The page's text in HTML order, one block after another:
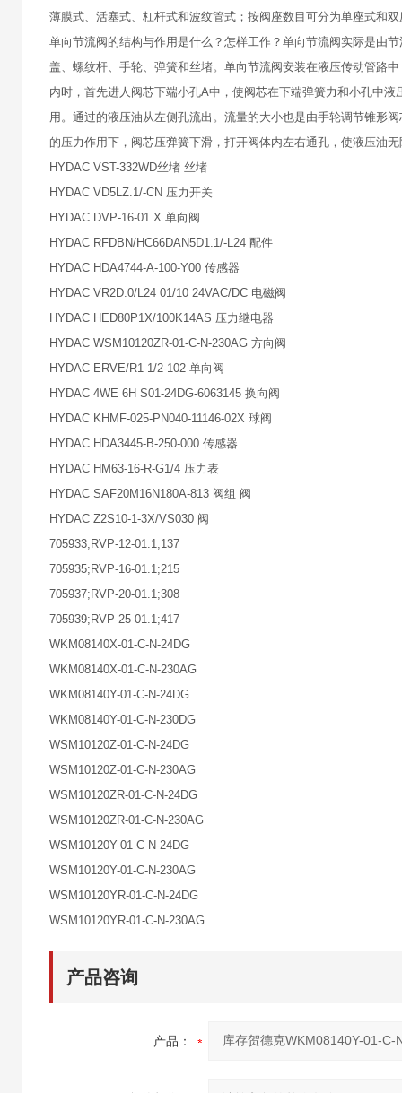
薄膜式、活塞式、杠杆式和波纹管式；按阀座数目可分为单座式和
单向节流阀的结构与作用是什么？怎样工作？单向节流阀实际是由
盖、螺纹杆、手轮、弹簧和丝堵。单向节流阀安装在液压传动管路
内时，首先进人阀芯下端小孔A中，使阀芯在下端弹簧力和小孔中
用。通过的液压油从左侧孔流出。流量的大小也是由手轮调节锥形
的压力作用下，阀芯压弹簧下滑，打开阀体内左右通孔，使液压油
HYDAC VST-332WD丝堵 丝堵
HYDAC VD5LZ.1/-CN 压力开关
HYDAC DVP-16-01.X 单向阀
HYDAC RFDBN/HC66DAN5D1.1/-L24 配件
HYDAC HDA4744-A-100-Y00 传感器
HYDAC VR2D.0/L24 01/10 24VAC/DC 电磁阀
HYDAC HED80P1X/100K14AS 压力继电器
HYDAC WSM10120ZR-01-C-N-230AG 方向阀
HYDAC ERVE/R1 1/2-102 单向阀
HYDAC 4WE 6H S01-24DG-6063145 换向阀
HYDAC KHMF-025-PN040-11146-02X 球阀
HYDAC HDA3445-B-250-000 传感器
HYDAC HM63-16-R-G1/4 压力表
HYDAC SAF20M16N180A-813 阀组 阀
HYDAC Z2S10-1-3X/VS030 阀
705933;RVP-12-01.1;137
705935;RVP-16-01.1;215
705937;RVP-20-01.1;308
705939;RVP-25-01.1;417
WKM08140X-01-C-N-24DG
WKM08140X-01-C-N-230AG
WKM08140Y-01-C-N-24DG
WKM08140Y-01-C-N-230DG
WSM10120Z-01-C-N-24DG
WSM10120Z-01-C-N-230AG
WSM10120ZR-01-C-N-24DG
WSM10120ZR-01-C-N-230AG
WSM10120Y-01-C-N-24DG
WSM10120Y-01-C-N-230AG
WSM10120YR-01-C-N-24DG
WSM10120YR-01-C-N-230AG
产品咨询
产品：